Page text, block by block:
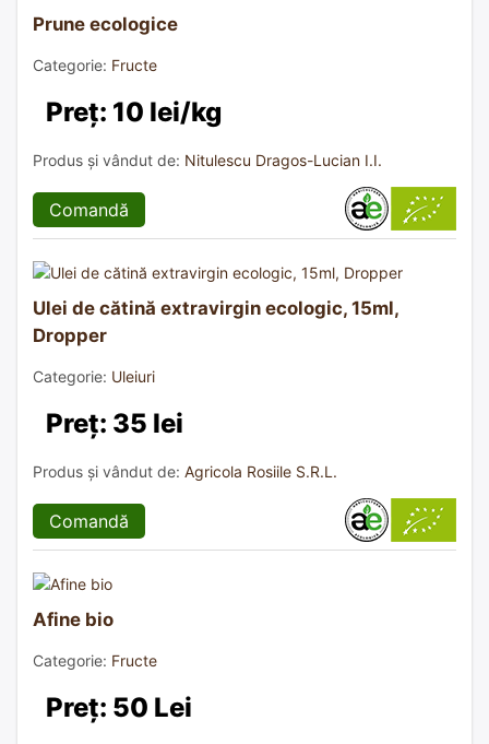
Prune ecologice
Categorie: Fructe
Preț: 10 lei/kg
Produs și vândut de: Nitulescu Dragos-Lucian I.I.
Comandă
Ulei de cătină extravirgin ecologic, 15ml,
Dropper
Categorie: Uleiuri
Preț: 35 lei
Produs și vândut de: Agricola Rosiile S.R.L.
Comandă
Afine bio
Categorie: Fructe
Preț: 50 Lei